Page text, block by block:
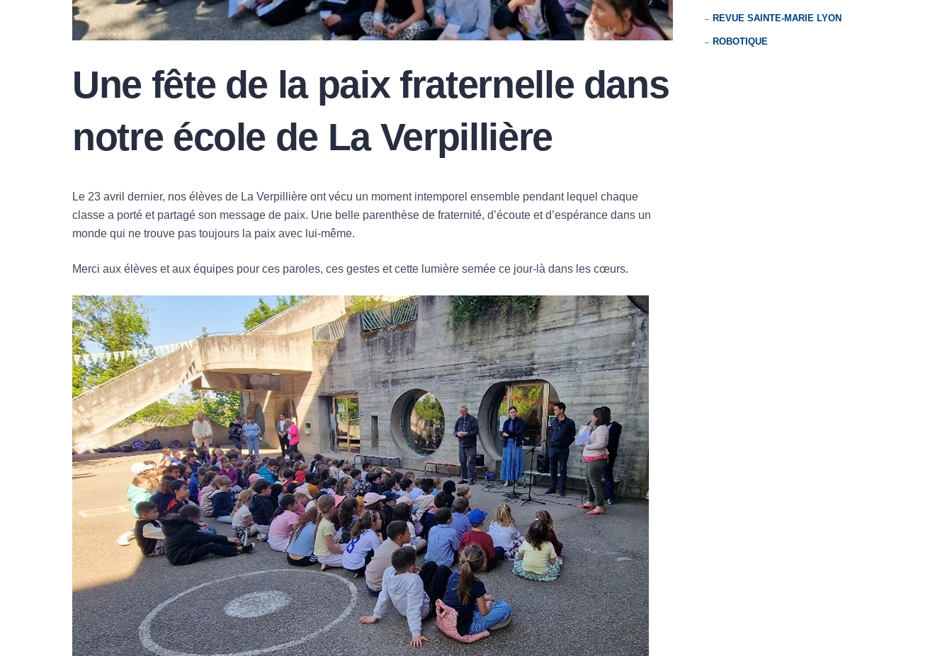
Une fête de la paix fraternelle dans
notre école de La Verpillière
Le 23 avril dernier, nos élèves de La Verpillière ont vécu un moment intemporel ensemble pendant lequel chaque
classe a porté et partagé son message de paix. Une belle parenthèse de fraternité, d’écoute et d’espérance dans un
monde qui ne trouve pas toujours la paix avec lui-même.
Merci aux élèves et aux équipes pour ces paroles, ces gestes et cette lumière semée ce jour-là dans les cœurs.
REVUE SAINTE-MARIE LYON
ROBOTIQUE